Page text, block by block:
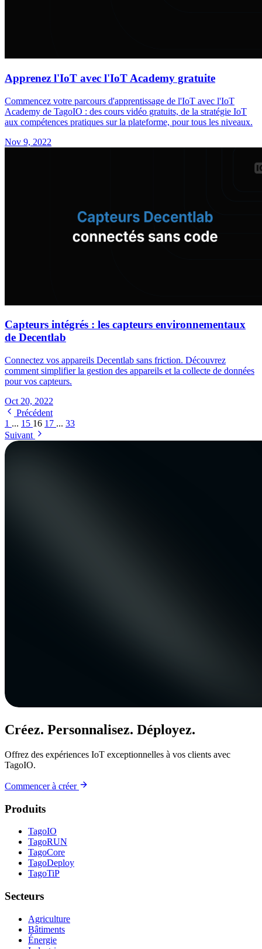
Apprenez l'IoT avec l'IoT Academy gratuite
Commencez votre parcours d'apprentissage de l'IoT avec l'IoT
Academy de TagoIO : des cours vidéo gratuits, de la stratégie IoT
aux compétences pratiques sur la plateforme, pour tous les niveaux.
Nov 9, 2022
Capteurs intégrés : les capteurs environnementaux
de Decentlab
Connectez vos appareils Decentlab sans friction. Découvrez
comment simplifier la gestion des appareils et la collecte de données
pour vos capteurs.
Oct 20, 2022
Précédent
1 ... 15 16 17 ... 33
Suivant
Créez. Personnalisez. Déployez.
Offrez des expériences IoT exceptionnelles à vos clients avec
TagoIO.
Commencer à créer
Produits
TagoIO
TagoRUN
TagoCore
TagoDeploy
TagoTiP
Secteurs
Agriculture
Bâtiments
Énergie